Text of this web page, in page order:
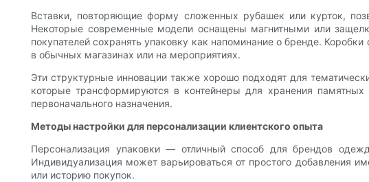
Вставки, повторяющие форму сложенных рубашек или курток,
Некоторые современные модели оснащены магнитными или
покупателей сохранять упаковку как напоминание о бренде.
в обычных магазинах или на мероприятиях.
Эти структурные инновации также хорошо подходят для
которые трансформируются в контейнеры для хранения
первоначального назначения.
Методы настройки для персонализации клиентского опыта
Персонализация упаковки — отличный способ для брендов
Индивидуализация может варьироваться от простого добавления
или историю покупок.